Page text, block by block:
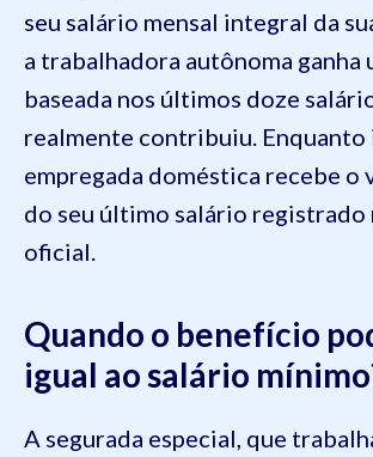
seu salário mensal integral da
a trabalhadora autônoma ganha
baseada nos últimos doze
realmente contribuiu. Enquanto
empregada doméstica recebe o
do seu último salário registrado
oficial.
Quando o benefício
igual ao salário
A segurada especial, que